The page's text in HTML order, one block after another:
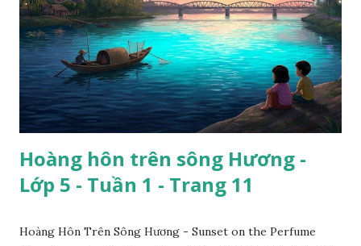
Hoàng hôn trên sông Hương -
Lớp 5 - Tuần 1 - Trang 11
Hoàng Hôn Trên Sông Hương - Sunset on the Perfume